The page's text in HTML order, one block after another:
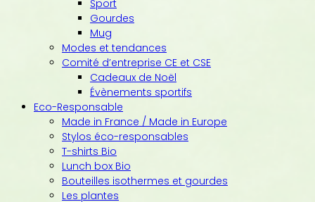
Sport
Gourdes
Mug
Modes et tendances
Comité d’entreprise CE et CSE
Cadeaux de Noël
Évènements sportifs
Eco-Responsable
Made in France / Made in Europe
Stylos éco-responsables
T-shirts Bio
Lunch box Bio
Bouteilles isothermes et gourdes
Les plantes